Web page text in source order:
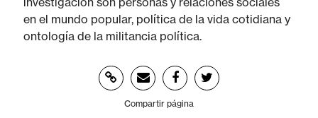
en el mundo popular, política de la vida cotidiana y
ontología de la militancia política.
Compartir página